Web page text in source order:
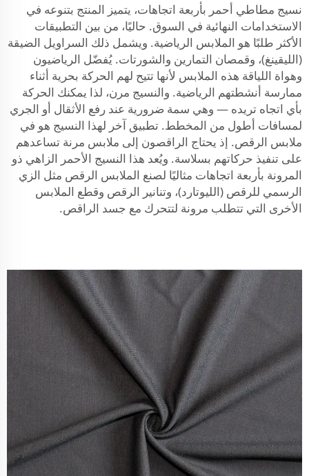
نسيج مطاطي أحمر بأربعة اتجاهات، يتميز المنتج بتنوعه في
الاستخدامات النهائية في السوق. حاليًا، من بين التطبيقات
الأكثر طلبًا هو الملابس الرياضية. ويشمل ذلك السراويل الضيقة
(الليقينغ)، وقمصان التمارين والشورتات. يُفضّل الرياضيون
وهواة اللياقة هذه الملابس لأنها تتيح لهم الحركة بحرية أثناء
ممارسة أنشطتهم الرياضية. والنسيج مرن، لذا يمكنك الحركة
بأي اتجاه تريده — وهي سمة ضرورية عند رفع الأثقال أو الجري
لمسافات أطول من المخطط. تطبيق آخر لهذا النسيج هو في
ملابس الرقص. إذ يحتاج الراقصون إلى ملابس مرنة تساعدهم
على تنفيذ حركاتهم بسلاسة. ويُعد هذا النسيج الأحمر الزاهي ذو
المرونة بأربعة اتجاهات مثاليًا لصنع الملابس الرقص مثل الزي
الرسمي للرقص (الليوتارد)، وتنانير الرقص وقطع الملابس
الأخرى التي تتطلب مرونة لتتحرك مع جسد الراقص.